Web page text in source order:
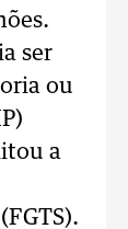
ser
ou
a